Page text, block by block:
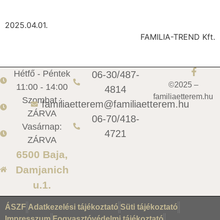
2025.04.01.
FAMILIA-TREND Kft.
Hétfő - Péntek
11:00 - 14:00
Szombat :
ZÁRVA
Vasárnap:
ZÁRVA
6500 Baja,
Damjanich
u.1.
06-30/487-
4814
familiaetterem@familiaetterem.hu
06-70/418-
4721
©2025 –
familiaetterem.hu
ÁSZF Adatkezelési tájékoztató Süti tájékoztató